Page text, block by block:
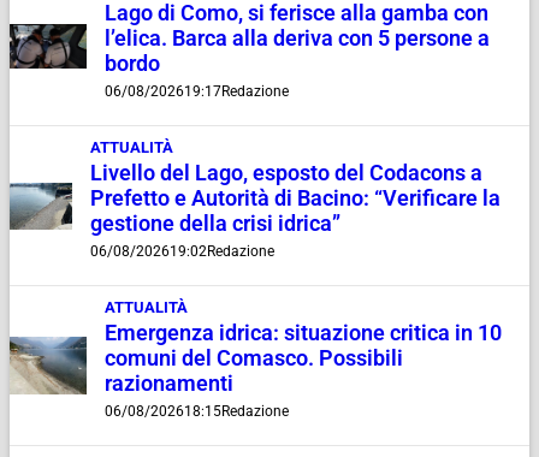
Lago di Como, si ferisce alla gamba con
l’elica. Barca alla deriva con 5 persone a
bordo
06/08/202619:17Redazione
ATTUALITÀ
Livello del Lago, esposto del Codacons a
Prefetto e Autorità di Bacino: “Verificare la
gestione della crisi idrica”
06/08/202619:02Redazione
ATTUALITÀ
Emergenza idrica: situazione critica in 10
comuni del Comasco. Possibili
razionamenti
06/08/202618:15Redazione